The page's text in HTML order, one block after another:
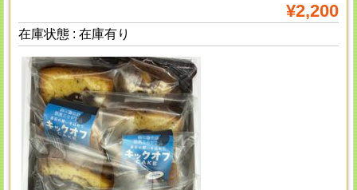
¥2,200
在庫状態 : 在庫有り